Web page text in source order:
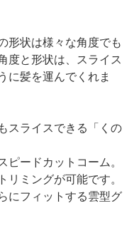
形状は様々な角度でも
度と形状は、スライス
に髪を運んでくれま
スライスできる「くの
ピードカットコーム。
リミングが可能です。
にフィットする雲型グ